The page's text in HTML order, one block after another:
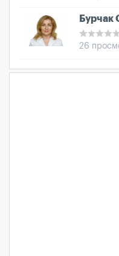
Бурчак
26